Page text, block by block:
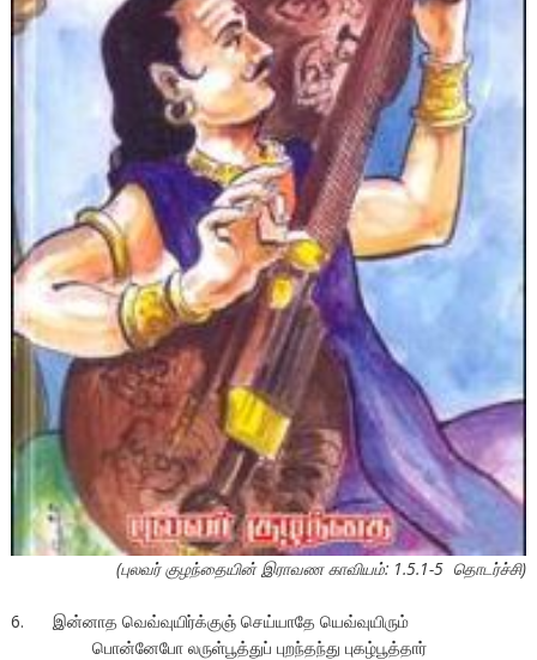
(புலவர் குழந்தையின் இராவண காவியம்: 1.5.1-5 தொடர்ச்சி)
6. இன்னாத வெவ்வுயிர்க்குஞ் செய்யாதே யெவ்வுயிரும்
பொன்னேபோ லருள்பூத்துப் புறந்தந்து புகழ்பூத்தார்